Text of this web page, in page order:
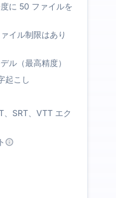
に 50 ファイルを
イル制限はあり
ル（最高精度）
起こし
、SRT、VTT エク